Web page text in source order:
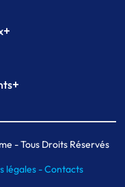
+
+
- Tous Droits Réservés
légales -Contacts